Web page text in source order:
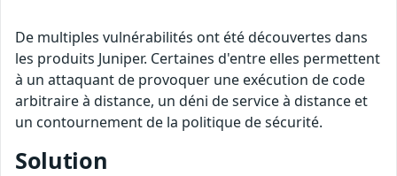
De multiples vulnérabilités ont été découvertes dans
les produits Juniper. Certaines d'entre elles permettent
à un attaquant de provoquer une exécution de code
arbitraire à distance, un déni de service à distance et
un contournement de la politique de sécurité.
Solution